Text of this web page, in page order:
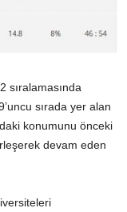
sıralamasında
sırada yer alan
konumunu önceki
devam eden